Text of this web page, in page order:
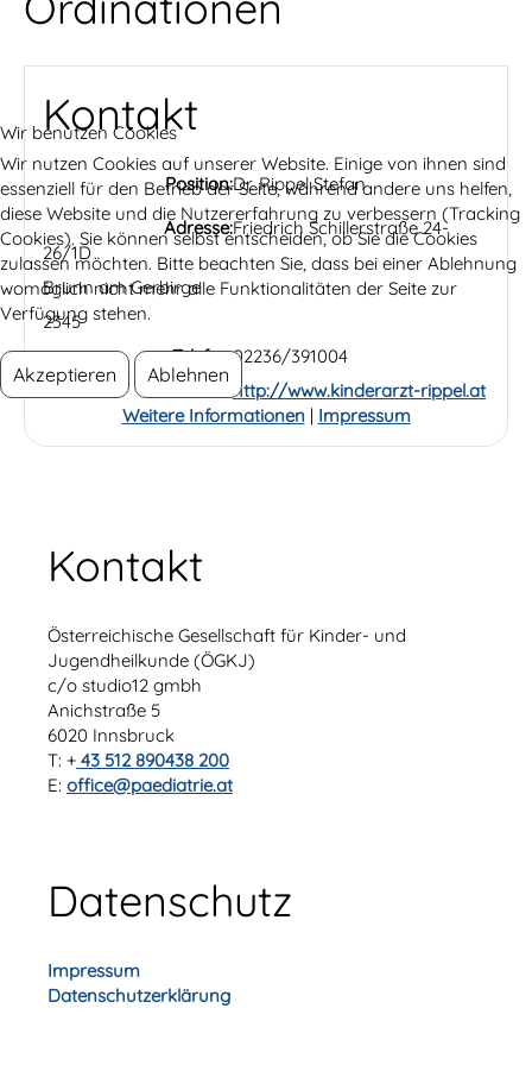
Kontakt
Position:Dr. Rippel Stefan
Adresse:Friedrich Schillerstraße 24-
26/1D
Brunn am Gerbirge
2345
Telefon:02236/391004
Website:http://www.kinderarzt-rippel.at
Kontakt
Österreichische Gesellschaft für Kinder- und
Jugendheilkunde (ÖGKJ)
c/o studio12 gmbh
Anichstraße 5
6020 Innsbruck
T: + 43 512 890438 200
E: office@paediatrie.at
Datenschutz
Impressum
Datenschutzerklärung
Wir benutzen Cookies
Wir nutzen Cookies auf unserer Website. Einige von ihnen sind
essenziell für den Betrieb der Seite, während andere uns helfen,
diese Website und die Nutzererfahrung zu verbessern (Tracking
Cookies). Sie können selbst entscheiden, ob Sie die Cookies
zulassen möchten. Bitte beachten Sie, dass bei einer Ablehnung
womöglich nicht mehr alle Funktionalitäten der Seite zur
Verfügung stehen.
Akzeptieren Ablehnen
Weitere Informationen| Impressum